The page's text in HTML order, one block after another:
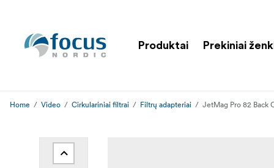
Produktai Prekiniai
Home Video Cirkulariniai filtrai Filtrų adapteriai JetMag Pro 82 Back